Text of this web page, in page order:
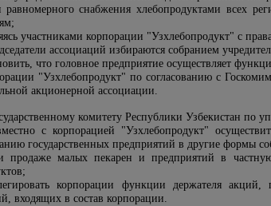
равномерного снабжения хлебопродуктами всех
участниками корпорации "Узхлебопродукт" с
ассоциаций избираются собранием
что головное предприятие осуществляет
"Узхлебопродукт" по согласованию с
акционерной ассоциации.
комитету Республики Узбекистан по
с корпорацией "Узхлебопродукт"
государственных предприятий в другие формы
продаже малых пекарен и предприятий в частную
корпорации функции держателя акций,
входящих в состав корпорации.